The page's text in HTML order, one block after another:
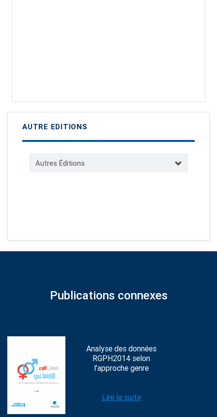
AUTRE EDITIONS
Autres Éditions
Publications connexes
Analyse des données
RGPH2014 selon
l’approche genre
Lire la suite